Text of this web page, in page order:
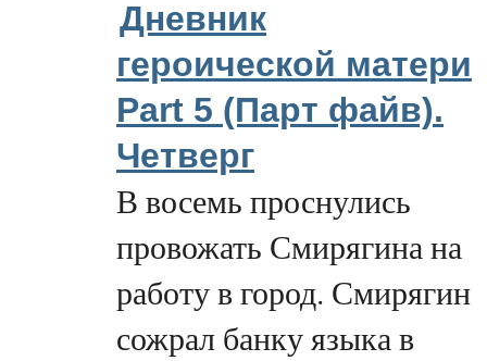
Дневник
героической матери
Part 5 (Парт файв).
Четверг
В восемь проснулись
провожать Смирягина на
работу в город. Смирягин
сожрал банку языка в